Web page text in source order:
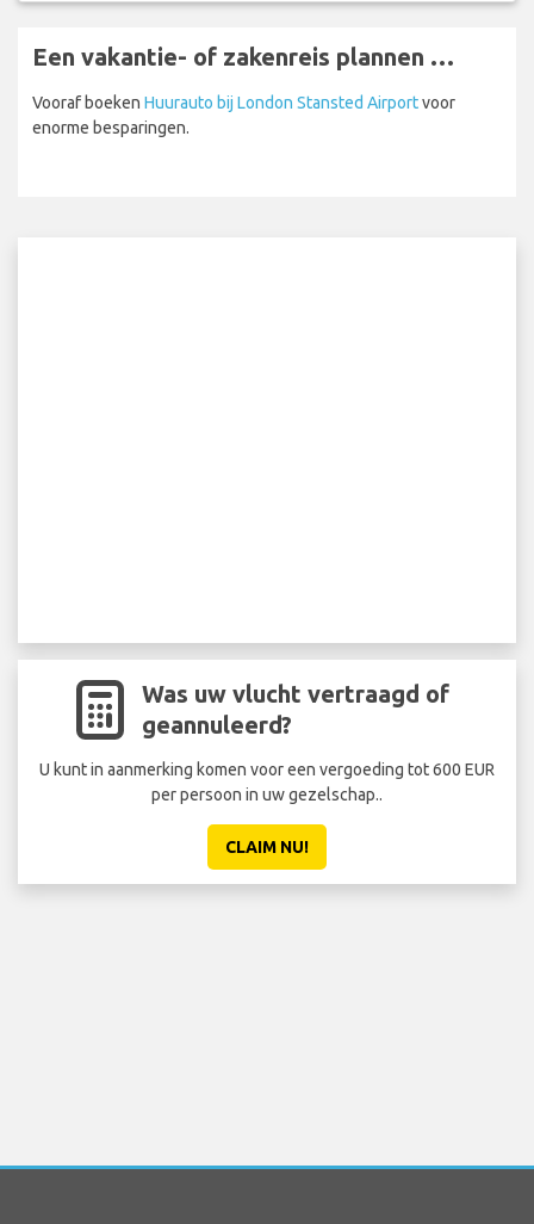
Een vakantie- of zakenreis plannen …
Vooraf boeken Huurauto bij London Stansted Airportvoor
enorme besparingen.
Was uw vlucht vertraagd of
geannuleerd?
U kunt in aanmerking komen voor een vergoeding tot 600 EUR
per persoon in uw gezelschap..
CLAIM NU!